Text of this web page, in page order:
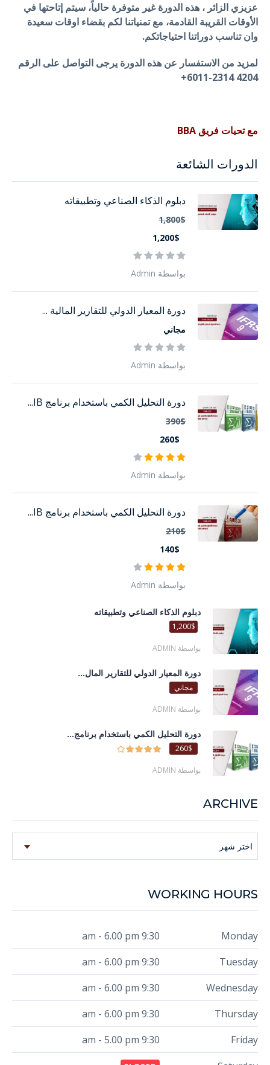
عزيزي الزائر ، هذه الدورة غير متوفرة حالياً، سيتم إتاحتها في
الأوقات القريبة القادمة، مع تمنياتنا لكم بقضاء اوقات سعيدة
وان تناسب دوراتنا احتياجاتكم.
لمزيد من الاستفسار عن هذه الدورة يرجى التواصل على الرقم
4204 2314-6011+
مع تحيات فريق BBA
الدورات الشائعة
دبلوم الذكاء الصناعي وتطبيقاته
1,800$
1,200$
بواسطة Admin
دورة المعيار الدولي للتقارير المالية ...
مجاني
بواسطة Admin
دورة التحليل الكمي باستخدام برنامج IB...
390$
260$
بواسطة Admin
دورة التحليل الكمي باستخدام برنامج IB...
210$
140$
بواسطة Admin
دبلوم الذكاء الصناعي وتطبيقاته
1,200$
بواسطة ADMIN
دورة المعيار الدولي للتقارير المال...
مجاني
بواسطة ADMIN
دورة التحليل الكمي باستخدام برنامج...
260$
بواسطة ADMIN
ARCHIVE
اختر شهر
WORKING HOURS
Monday
9:30 am - 6.00 pm
Tuesday
9:30 am - 6.00 pm
Wednesday
9:30 am - 6.00 pm
Thursday
9:30 am - 6.00 pm
Friday
9:30 am - 5.00 pm